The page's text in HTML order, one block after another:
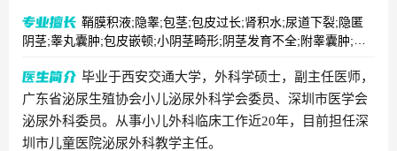
鞘膜积液;隐睾;包茎;包皮过长;肾积水;尿道下裂;隐匿
阴茎;睾丸囊肿;包皮嵌顿;小阴茎畸形;阴茎发育不全;附睾囊肿;睾
毕业于西安交通大学，外科学硕士，副主任医师，
广东省泌尿生殖协会小儿泌尿外科学会委员、深圳市医学会
泌尿外科委员。从事小儿外科临床工作近20年，目前担任深
圳市儿童医院泌尿外科教学主任。